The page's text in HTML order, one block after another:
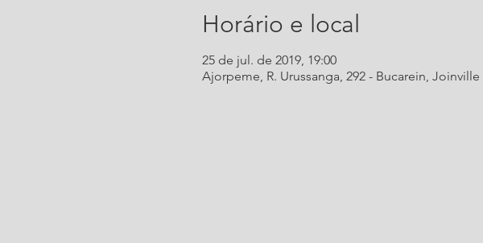
Horário e local
25 de jul. de 2019, 19:00
Ajorpeme, R. Urussanga, 292 - Bucarein, Joinville